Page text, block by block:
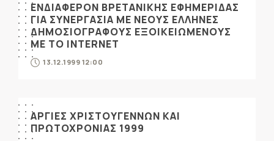
ΕΝΔΙΑΦΕΡΟΝ ΒΡΕΤΑΝΙΚΗΣ ΕΦΗΜΕΡΙΔΑΣ
ΓΙΑ ΣΥΝΕΡΓΑΣΙΑ ΜΕ ΝΕΟΥΣ ΕΛΛΗΝΕΣ
ΔΗΜΟΣΙΟΓΡΑΦΟΥΣ ΕΞΟΙΚΕΙΩΜΕΝΟΥΣ
ΜΕ ΤΟ INTERNET
13.12.1999 12:00
ΑΡΓΙΕΣ ΧΡΙΣΤΟΥΓΕΝΝΩΝ ΚΑΙ
ΠΡΩΤΟΧΡΟΝΙΑΣ 1999